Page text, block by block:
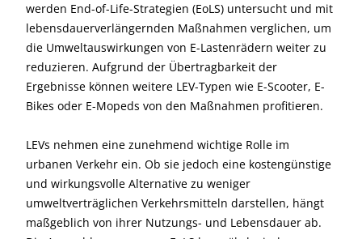
werden End-of-Life-Strategien (EoLS) untersucht und mit
lebensdauerverlängernden Maßnahmen verglichen, um
die Umweltauswirkungen von E-Lastenrädern weiter zu
reduzieren. Aufgrund der Übertragbarkeit der
Ergebnisse können weitere LEV-Typen wie E-Scooter, E-
Bikes oder E-Mopeds von den Maßnahmen profitieren.
LEVs nehmen eine zunehmend wichtige Rolle im
urbanen Verkehr ein. Ob sie jedoch eine kostengünstige
und wirkungsvolle Alternative zu weniger
umweltverträglichen Verkehrsmitteln darstellen, hängt
maßgeblich von ihrer Nutzungs- und Lebensdauer ab.